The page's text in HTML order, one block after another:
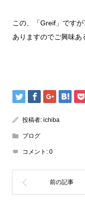
この、「Greif」です
ありますのでご興味あ
投稿者: ichiba
ブログ
コメント: 0